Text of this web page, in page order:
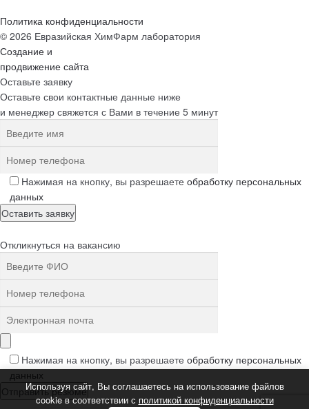
Политика конфиденциальности
© 2026 Евразийская ХимФарм лаборатория
Создание и
продвижение сайта
Оставьте заявку
Оставьте свои контактные данные ниже
и менеджер свяжется с Вами в течение 5 минут
Нажимая на кнопку, вы разрешаете обработку персональных
данных
Откликнуться на вакансию
Нажимая на кнопку, вы разрешаете обработку персональных
данных
Используя сайт, Вы соглашаетесь на использование файлов
cookie в соответствии с политикой конфиденциальности